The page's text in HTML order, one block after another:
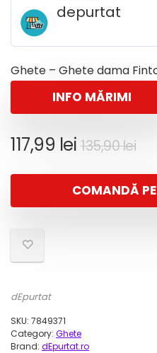
depurtat
Ghete – Ghete dama
INFO MĂRIMI
135,90lei
a
117,99 lei
COMANDĂ
dEpurtat
SKU: 7849371
Category: Ghete
Brand: dEpurtat.ro